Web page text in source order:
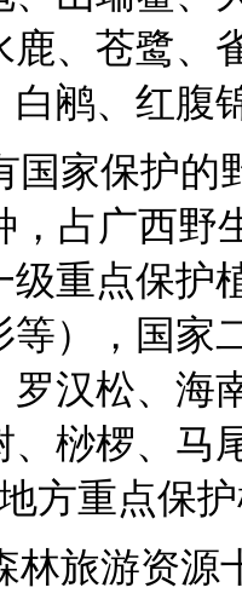
鹿、苍鹭、
白鹇、红腹
国家保护的
，占广西野
级重点保护
等），国家
罗汉松、海
、桫椤、马
方重点保
林旅游资源